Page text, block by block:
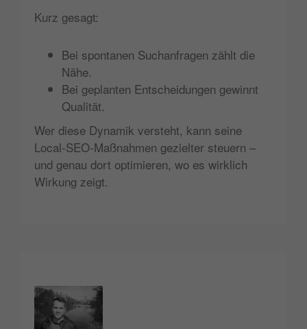
Kurz gesagt:
Bei spontanen Suchanfragen zählt die
Nähe.
Bei geplanten Entscheidungen gewinnt
Qualität.
Wer diese Dynamik versteht, kann seine
Local-SEO-Maßnahmen gezielter steuern –
und genau dort optimieren, wo es wirklich
Wirkung zeigt.